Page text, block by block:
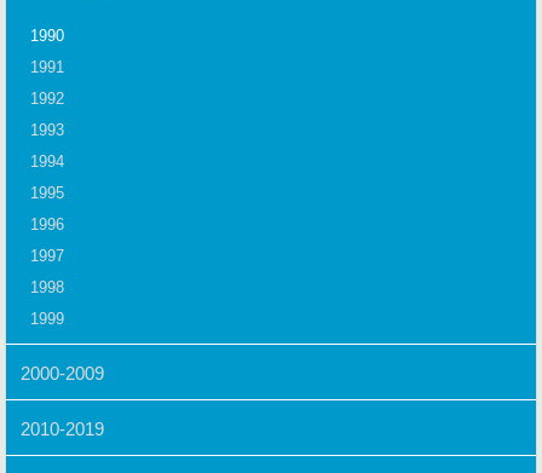
1990
1991
1992
1993
1994
1995
1996
1997
1998
1999
2000-2009
2010-2019